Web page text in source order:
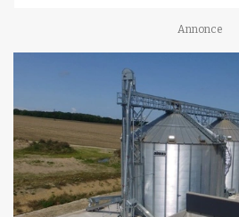
Annonce